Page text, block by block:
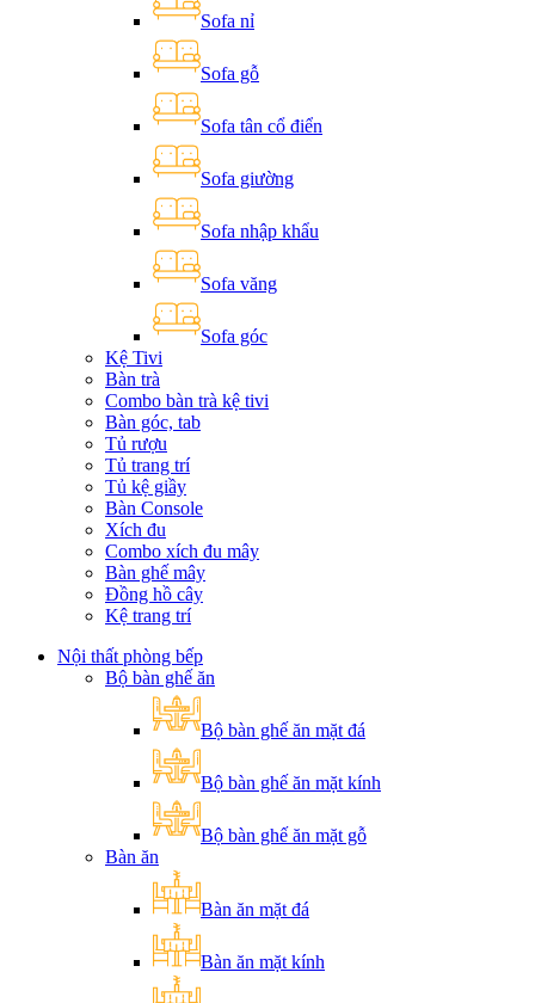
Sofa nỉ
Sofa gỗ
Sofa tân cổ điển
Sofa giường
Sofa nhập khẩu
Sofa văng
Sofa góc
Kệ Tivi
Bàn trà
Combo bàn trà kệ tivi
Bàn góc, tab
Tủ rượu
Tủ trang trí
Tủ kệ giầy
Bàn Console
Xích đu
Combo xích đu mây
Bàn ghế mây
Đồng hồ cây
Kệ trang trí
Nội thất phòng bếp
Bộ bàn ghế ăn
Bộ bàn ghế ăn mặt đá
Bộ bàn ghế ăn mặt kính
Bộ bàn ghế ăn mặt gỗ
Bàn ăn
Bàn ăn mặt đá
Bàn ăn mặt kính